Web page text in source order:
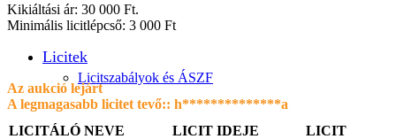
Licitszabályok és ÁSZF
Kikiáltási ár: 30 000 Ft.
Minimális licitlépcső: 3 000 Ft
Licitek
Az aukció lejárt
A legmagasabb licitet tevő:: h**************a
LICITÁLÓ NEVE
LICIT IDEJE
LICIT